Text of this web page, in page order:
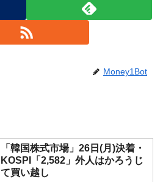
Money1Bot
「韓国株式市場」26日(月)決着・
KOSPI「2,582」外人はかろうじ
て買い越し